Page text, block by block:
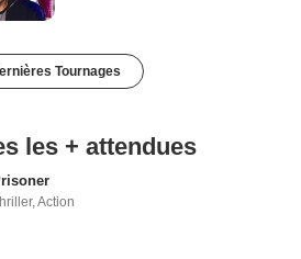
Tournages
les + attendues
,Action